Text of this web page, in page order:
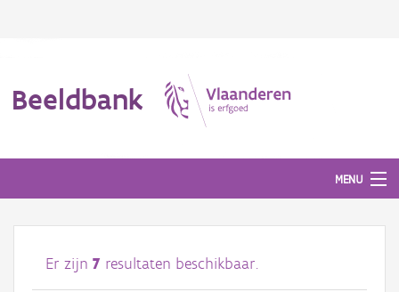
Beeldbank
MENU
Afbeeldingen
Er zijn 7 resultaten beschikbaar.